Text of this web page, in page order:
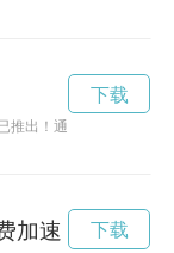
推出！通过这款免费加
下载
加速 下载